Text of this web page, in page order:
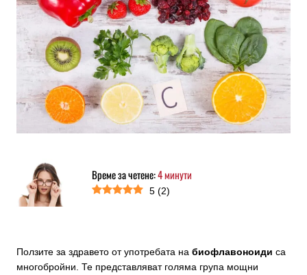
Време за четене:4минути
5 (2)
Ползите за здравето от употребата на биофлавоноиди са
многобройни. Те представляват голяма група мощни